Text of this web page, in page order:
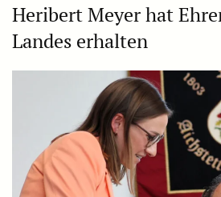
Heribert Meyer hat
Landes erhalten